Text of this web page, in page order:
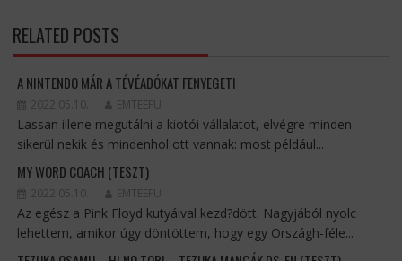
RELATED POSTS
A NINTENDO MÁR A TÉVÉADÓKAT FENYEGETI
2022.05.10. EMTEEFU
Lassan illene megutálni a kiotói vállalatot, elvégre minden
sikerül nekik és mindenhol ott vannak: most például...
MY WORD COACH (TESZT)
2022.05.10. EMTEEFU
Az egész a Pink Floyd kutyáival kezd?dött. Nagyjából nyolc
lehettem, amikor úgy döntöttem, hogy egy Országh-féle...